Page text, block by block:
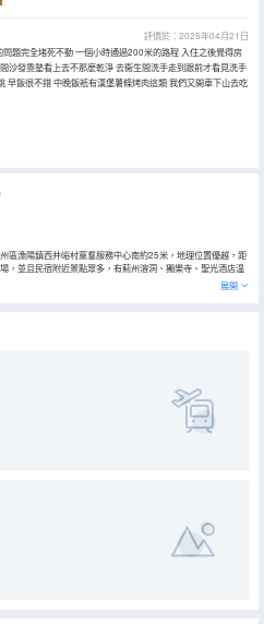
評價於：2025年04月21日
問題完全堵死不動 一個小時通過200米的路程 入住之後覺得房
沙發靠墊看上去不那麼乾淨 去衞生間洗手走到跟前才看見洗手
早飯很不錯 中晚飯衹有漢堡薯條烤肉這類 我們又開車下山去吃
區漁陽鎮西井峪村黨羣服務中心南約25米，地理位置優越，距
，並且民宿附近景點眾多，有薊州溶洞、獨樂寺、聖光酒店温
線網絡全面覆蓋，床上用品全部採用高質量棉。親子房內還有
一家性價比超高的民宿，希望我們的用心服務能讓住店旅客
展開